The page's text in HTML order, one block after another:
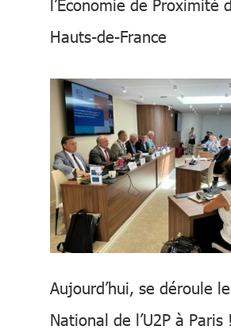
Hauts-de-France
Aujourd’hui, se déroule
National de l’U2P à Paris !